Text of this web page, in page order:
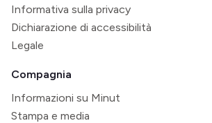
Informativa sulla privacy
Dichiarazione di accessibilità
Legale
Compagnia
Informazioni su Minut
Stampa e media